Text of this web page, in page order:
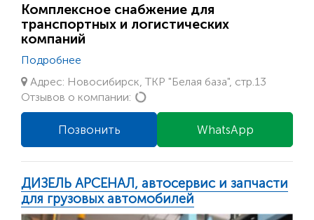
Комплексное снабжение для
транспортных и логистических
компаний
Подробнее
Адрес: Новосибирск, ТКР "Белая база", стр.13
Отзывов о компании:
WhatsApp
Позвонить
ДИЗЕЛЬ АРСЕНАЛ, автосервис и запчасти
для грузовых автомобилей